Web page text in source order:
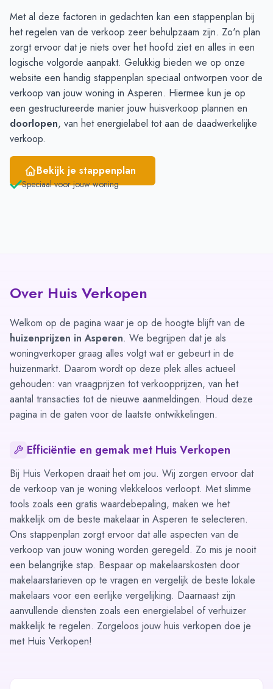
Juni
5 11
Met al deze factoren in gedachten kan een stappenplan bij
het regelen van de verkoop zeer behulpzaam zijn. Zo'n plan
zorgt ervoor dat je niets over het hoofd ziet en alles in een
logische volgorde aanpakt. Gelukkig bieden we op onze
website een handig stappenplan speciaal ontworpen voor de
verkoop van jouw woning in Asperen. Hiermee kun je op
een gestructureerde manier jouw huisverkoop plannen en
doorlopen, van het energielabel tot aan de daadwerkelijke
verkoop.
Bekijk je stappenplan
Speciaal voor jouw woning
Over Huis Verkopen
Welkom op de pagina waar je op de hoogte blijft van de
huizenprijzen in Asperen. We begrijpen dat je als
woningverkoper graag alles volgt wat er gebeurt in de
huizenmarkt. Daarom wordt op deze plek alles actueel
gehouden: van vraagprijzen tot verkoopprijzen, van het
aantal transacties tot de nieuwe aanmeldingen. Houd deze
pagina in de gaten voor de laatste ontwikkelingen.
Efficiëntie en gemak met Huis Verkopen
Bij Huis Verkopen draait het om jou. Wij zorgen ervoor dat
de verkoop van je woning vlekkeloos verloopt. Met slimme
tools zoals een gratis waardebepaling, maken we het
makkelijk om de beste makelaar in Asperen te selecteren.
Ons stappenplan zorgt ervoor dat alle aspecten van de
verkoop van jouw woning worden geregeld. Zo mis je nooit
een belangrijke stap. Bespaar op makelaarskosten door
makelaarstarieven op te vragen en vergelijk de beste lokale
makelaars voor een eerlijke vergelijking. Daarnaast zijn
aanvullende diensten zoals een energielabel of verhuizer
makkelijk te regelen. Zorgeloos jouw huis verkopen doe je
met Huis Verkopen!